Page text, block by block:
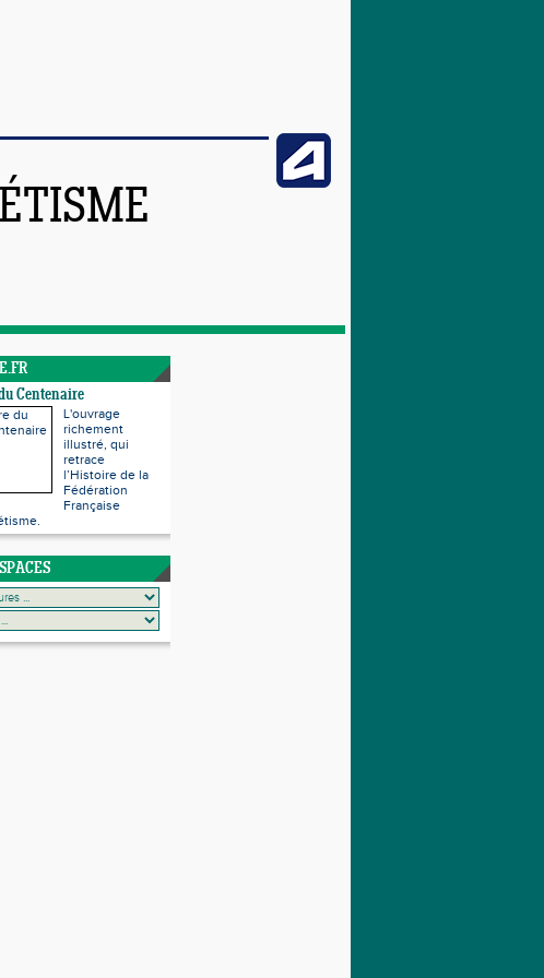
Centenaire
L'ouvrage
richement
illustré, qui
retrace
l’Histoire de la
Fédération
Française